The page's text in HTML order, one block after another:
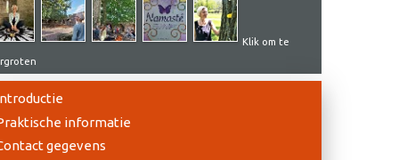
Klik om te
informatie
gegevens